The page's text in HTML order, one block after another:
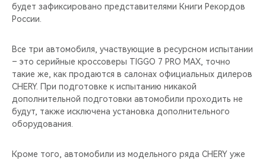
будет зафиксировано представителями Книги Рекордов
России.
Все три автомобиля, участвующие в ресурсном испытании
– это серийные кроссоверы TIGGO 7 PRO MAX, точно
такие же, как продаются в салонах официальных дилеров
CHERY. При подготовке к испытанию никакой
дополнительной подготовки автомобили проходить не
будут, также исключена установка дополнительного
оборудования.
Кроме того, автомобили из модельного ряда CHERY уже